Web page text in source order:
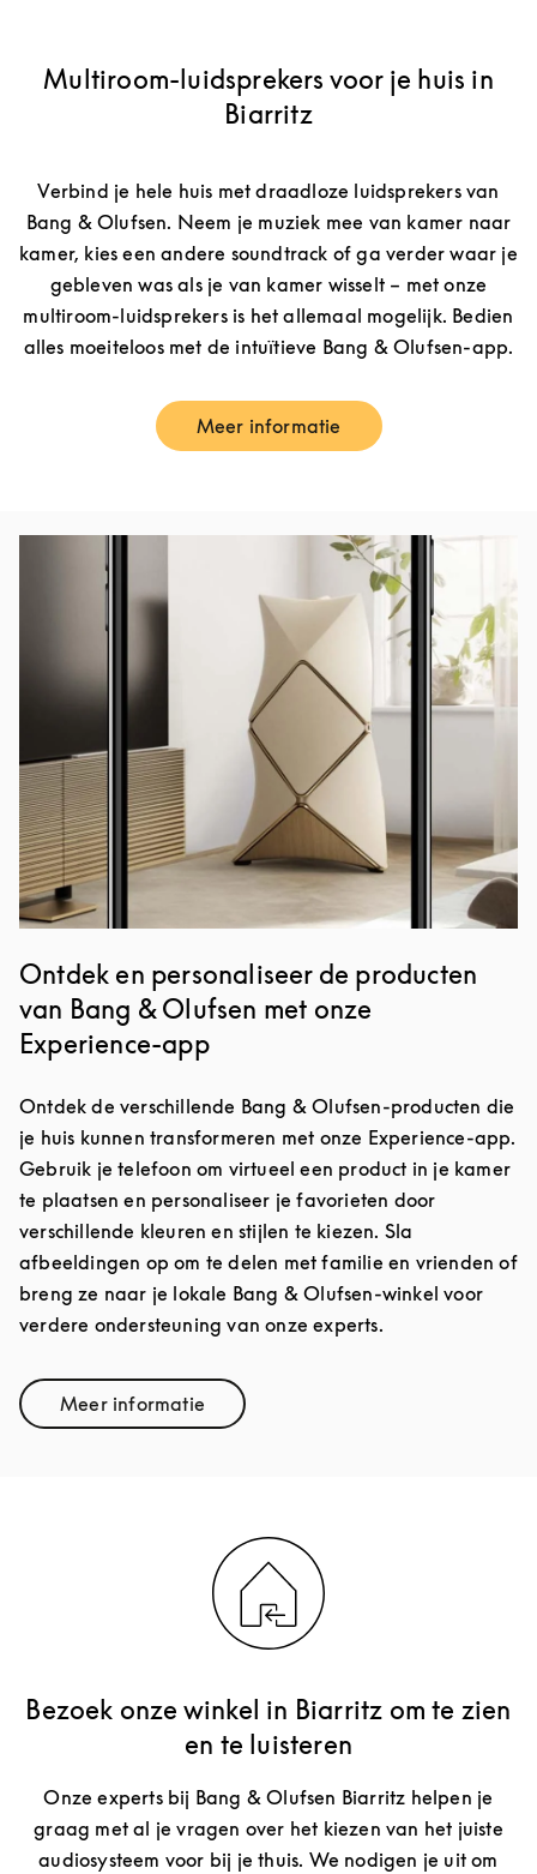
Multiroom-luidsprekers voor je huis in
Biarritz
Verbind je hele huis met draadloze luidsprekers van
Bang & Olufsen. Neem je muziek mee van kamer naar
kamer, kies een andere soundtrack of ga verder waar je
gebleven was als je van kamer wisselt – met onze
multiroom-luidsprekers is het allemaal mogelijk. Bedien
alles moeiteloos met de intuïtieve Bang & Olufsen-app.
Meer informatieLink Opens in New Tab
Ontdek en personaliseer de producten
van Bang & Olufsen met onze
Experience-app
Ontdek de verschillende Bang & Olufsen-producten die
je huis kunnen transformeren met onze Experience-app.
Gebruik je telefoon om virtueel een product in je kamer
te plaatsen en personaliseer je favorieten door
verschillende kleuren en stijlen te kiezen. Sla
afbeeldingen op om te delen met familie en vrienden of
breng ze naar je lokale Bang & Olufsen-winkel voor
verdere ondersteuning van onze experts.
Meer informatieLink Opens in New Tab
Bezoek onze winkel in Biarritz om te zien
en te luisteren
Onze experts bij Bang & Olufsen Biarritz helpen je
graag met al je vragen over het kiezen van het juiste
audiosysteem voor bij je thuis. We nodigen je uit om